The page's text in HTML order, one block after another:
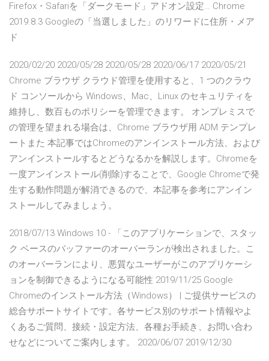
Firefox・Safariを「ダークモード」アドオン設定… Chrome
2019.8.3 Googleの「当選しました」のリワードに住所・メア
ド
2020/02/20 2020/05/28 2020/05/28 2020/06/17 2020/05/21
Chrome ブラウザ クラウド管理を使用すると、1 つのクラウ
ド コンソールから Windows、Mac、Linux のセキュリティを
維持し、数百ものポリシーを管理できます。 オンプレミスで
の管理を望まれる場合は、Chrome ブラウザ用 ADM テンプレ
ートまた 本記事ではChromeのアンインストール方法、および
アンインストールするとどうなるかを解説します。Chromeを
一度アンインストール(削除)することで、Google Chromeで発
生する動作問題が解消できるので、本記事を参考にアンイン
ストールしてみましょう。
2018/07/13 Windows 10 - 「このアプリケーションで、スタッ
ク ベースのバッファーのオーバーランが検出されました。こ
のオーバーランにより、悪質なユーザーがこのアプリケーシ
ョンを制御できるようになる可能性 2019/11/25 Google
Chromeのインストール方法（Windows） | ご提供サービスの
総合サポートサイトです。各サービス別のサポート情報やよ
くあるご質問、接続・設定方法、各種お手続き、お問い合わ
せなどについてご案内します。 2020/06/07 2019/12/30